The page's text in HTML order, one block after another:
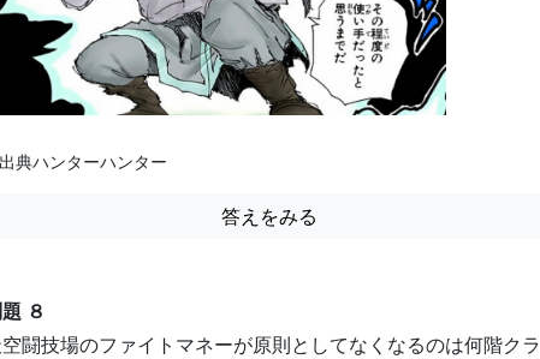
典ハンターハンター
答えをみる
８
闘技場のファイトマネーが原則としてなくなるのは何階クラ